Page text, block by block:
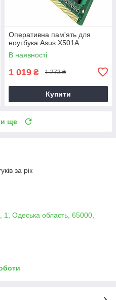
Оперативна пам'ять для
ноутбука Asus X501A
В наявності
1 019 ₴ 1 273 ₴
Купити
ще
за рік
1, Одеська область, 65000,